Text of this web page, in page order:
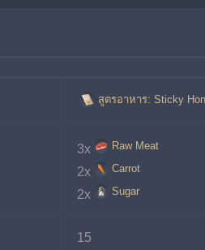
สูตรอาหาร: Sticky
3x Raw Meat
2x Carrot
2x Sugar
15